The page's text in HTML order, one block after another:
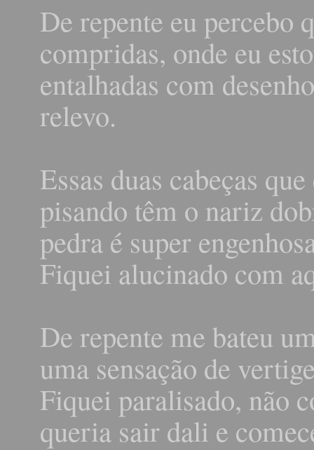
De repente eu percebo
compridas, onde eu
entalhadas com
relevo.
Essas duas cabeças
pisando têm o nariz
pedra é super
Fiquei alucinado com
De repente me bateu
uma sensação de
Fiquei paralisado, não
queria sair dali e